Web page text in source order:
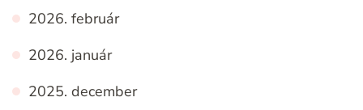
2026. február
2026. január
2025. december